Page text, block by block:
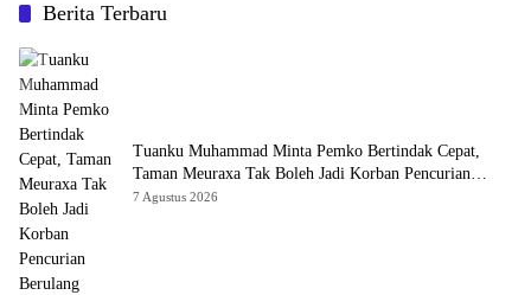
Berita Terbaru
Tuanku Muhammad Minta Pemko Bertindak Cepat,
Taman Meuraxa Tak Boleh Jadi Korban Pencurian
Berulang
7 Agustus 2026